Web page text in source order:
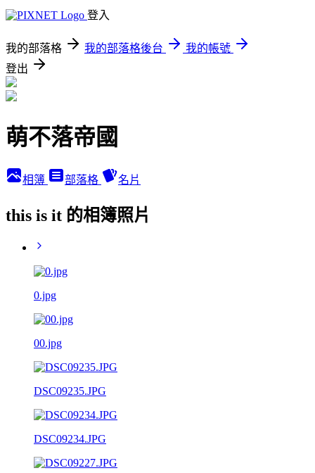
登入
我的部落格 我的部落格後台
我的帳號
登出
萌不落帝國
相簿 部落格 名片
this is it 的相簿照片
0.jpg
00.jpg
DSC09235.JPG
DSC09234.JPG